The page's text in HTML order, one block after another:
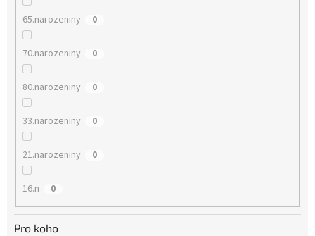
65.narozeniny 0
70.narozeniny 0
80.narozeniny 0
33.narozeniny 0
21.narozeniny 0
16.n 0
Pro koho